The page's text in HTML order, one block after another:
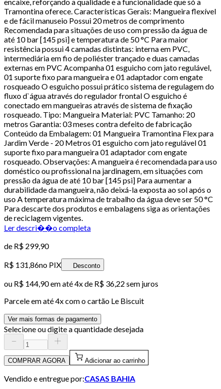
Tramontina oferece. Características Gerais: Mangueira flexível
e de fácil manuseio Possui 20 metros de comprimento
Recomendada para situações de uso com pressão da água de
até 10 bar [145 psi] e temperatura de 50 °C Para maior
resistência possui 4 camadas distintas: interna em PVC,
intermediária em fio de poliéster trançado e duas camadas
externas em PVC Acompanha 01 esguicho com jato regulável,
01 suporte fixo para mangueira e 01 adaptador com engate
rosqueado O esguicho possui prático sistema de regulagem do
fluxo d`água através do regulador frontal O esguicho é
conectado em mangueiras através de sistema de fixação
rosqueado. Tipo: Mangueira Material: PVC Tamanho: 20
metros Garantia: 03 meses contra defeito de fabricação
Conteúdo da Embalagem: 01 Mangueira Tramontina Flex para
Jardim Verde - 20 Metros 01 esguicho com jato regulável 01
suporte fixo para mangueira 01 adaptador com engate
rosqueado. Observações: A mangueira é recomendada para uso
doméstico ou profissional na jardinagem, em situações com
pressão da água de até 10 bar [145 psi] Para aumentar a
durabilidade da mangueira, não deixá-la exposta ao sol após o
uso A temperatura máxima de trabalho da água deve ser 50 °C
Para descarte dos produtos e embalagens siga as orientações
de reciclagem vigentes.
Ler descri��o completa
de R$ 299,90
R$ 131,86no PIX Desconto
ou R$ 144,90em até4x de R$ 36,22 sem juros
Parcele em até4x com o cartão Le Biscuit
Ver mais formas de pagamento
Selecione ou digite a quantidade desejada
COMPRAR AGORA Adicionar ao carrinho
Vendido e entregue por:CASAS BAHIA